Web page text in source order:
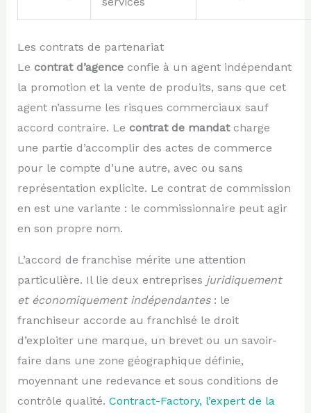
Les contrats de partenariat
Le contrat d’agenceconfie à un agent indépendant
la promotion et la vente de produits, sans que cet
agent n’assume les risques commerciaux sauf
accord contraire. Le contrat de mandatcharge
une partie d’accomplir des actes de commerce
pour le compte d’une autre, avec ou sans
représentation explicite. Le contrat de commission
en est une variante : le commissionnaire peut agir
en son propre nom.
L’accord de franchise mérite une attention
particulière. Il lie deux entreprises juridiquement
et économiquement indépendantes: le
franchiseur accorde au franchisé le droit
d’exploiter une marque, un brevet ou un savoir-
faire dans une zone géographique définie,
moyennant une redevance et sous conditions de
contrôle qualité. Contract-Factory, l’expert de la